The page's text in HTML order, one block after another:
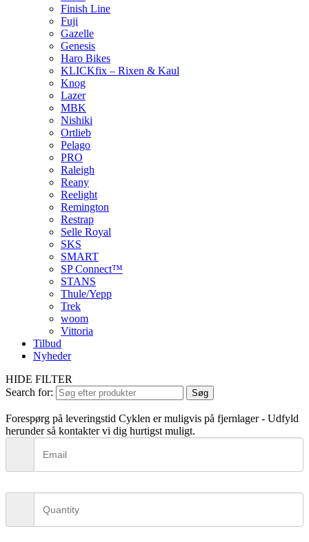
Finish Line
Fuji
Gazelle
Genesis
Haro Bikes
KLICKfix – Rixen & Kaul
Knog
Lazer
MBK
Nishiki
Ortlieb
Pelago
PRO
Raleigh
Reany
Reelight
Remington
Restrap
Selle Royal
SKS
SMART
SP Connect™
STANS
Thule/Yepp
Trek
woom
Vittoria
Tilbud
Nyheder
HIDE FILTER
Search for:
Søg
Forespørg på leveringstid Cyklen er muligvis på fjernlager - Udfyld
herunder så kontakter vi dig hurtigst muligt.